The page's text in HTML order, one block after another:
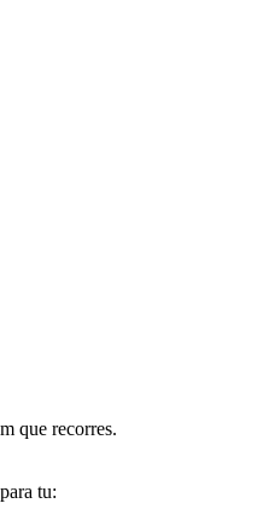
que recorres.
tu: